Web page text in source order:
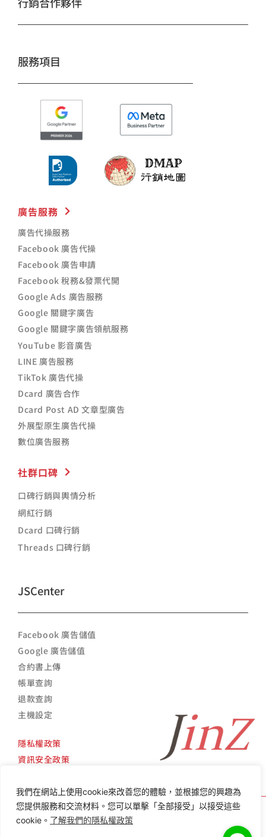
我們在網站上使用cookie來改善您的體驗，並根據您的興趣為
您提供服務和交流材料。您可以單擊「全部接受」以接受這些
cookie。 了解我們的隱私權政策
k
a
服務項目
廣告服務
廣告代操服務
Facebook 廣告代操
Facebook 廣告申請
Facebook 稅務&發票代開
Google Ads 廣告服務
Google 關鍵字廣告
Google 關鍵字廣告領航服務
YouTube 影音廣告
LINE 廣告服務
TikTok 廣告代操
Dcard 廣告合作
Dcard Post AD 文章型廣告
外展型原生廣告代操
數位廣告服務
社群口碑
口碑行銷與輿情分析
網紅行銷
Dcard 口碑行銷
Threads 口碑行銷
JSCenter
Facebook 廣告儲值
Google 廣告儲值
合約書上傳
帳單查詢
退款查詢
主機設定
隱私權政策
資訊安全政策
Copyright ©2014 -